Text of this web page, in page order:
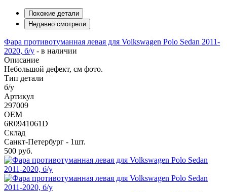
Похожие детали
Недавно смотрели
Фара противотуманная левая для Volkswagen Polo Sedan 2011-
2020, б/у - в наличии
Описание
Небольшой дефект, см фото.
Тип детали
б/у
Артикул
297009
OEM
6R0941061D
Склад
Санкт-Петербург - 1шт.
500 руб.